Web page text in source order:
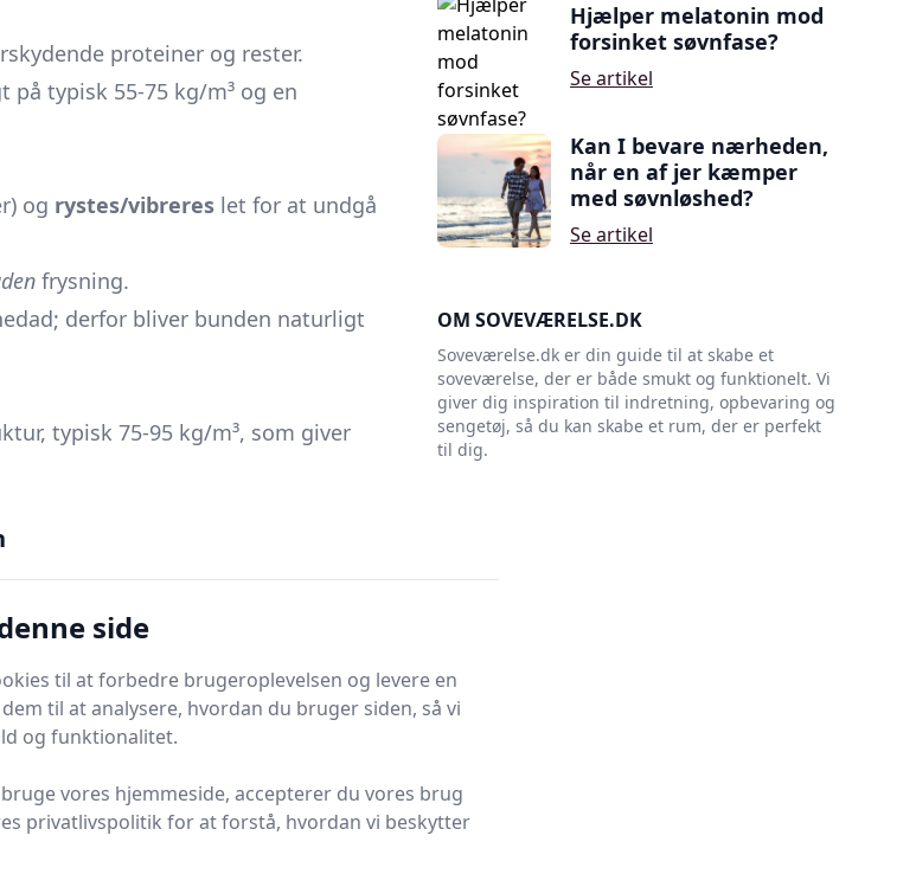
proteiner og rester.
på typisk 55-75 kg/m³ og en
og rystes/vibreres let for at undgå
frysning.
derfor bliver bunden naturligt
typisk 75-95 kg/m³, som giver
madrassen?
fornemmelse
let “duft” af
“spring”, mere
fasthed
Mellem
lavere luft­
, fordi vakuum-/fryseprocessen
kan derfor spænde bredt i pris.
Hjælper melatonin mod
forsinket søvnfase?
Se artikel
Kan I bevare nærheden,
når en af jer kæmper
med søvnløshed?
Se artikel
OM SOVEVÆRELSE.DK
Soveværelse.dk er din guide til at skabe et
soveværelse, der er både smukt og funktionelt. Vi
giver dig inspiration til indretning, opbevaring og
sengetøj, så du kan skabe et rum, der er perfekt
til dig.
side
til at forbedre brugeroplevelsen og levere en
til at analysere, hvordan du bruger siden, så vi
og funktionalitet.
vores hjemmeside, accepterer du vores brug
privatlivspolitik for at forstå, hvordan vi beskytter